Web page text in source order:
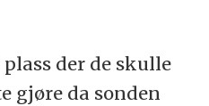
der de skulle
gjøre da sonden